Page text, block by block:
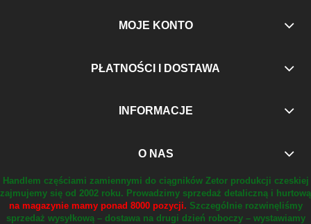
MOJE KONTO
PŁATNOŚCI I DOSTAWA
INFORMACJE
O NAS
Handlem częściami zamiennymi do ciągników Zetor produkcji czeskiej
zajmujemy się od 2002 roku. Prowadzimy sprzedaż detaliczną i hurtową
na magazynie mamy ponad 8000 pozycji. Szczególnie rozwinęliśmy
sprzedaż wysyłkową – dostawa na drugi dzień roboczy – wystawiamy